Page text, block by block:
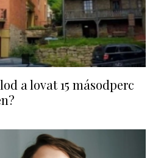
a lovat 15 másodperc